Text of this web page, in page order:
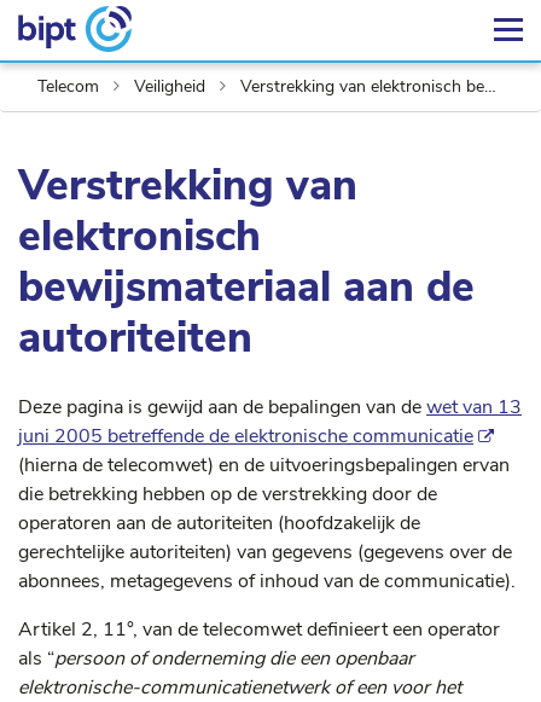
Telecom Veiligheid Verstrekking van elektronisch bewijsmateriaal
Verstrekking van
elektronisch
bewijsmateriaal aan de
autoriteiten
Deze pagina is gewijd aan de bepalingen van dewet van 13
juni 2005 betreffende de elektronische communicatie
(hierna de telecomwet) en de uitvoeringsbepalingen ervan
die betrekking hebben op de verstrekking door de
operatoren aan de autoriteiten (hoofdzakelijk de
gerechtelijke autoriteiten) van gegevens (gegevens over de
abonnees, metagegevens of inhoud van de communicatie).
Artikel 2, 11°, van de telecomwet definieert een operator
als “persoon of onderneming die een openbaar
elektronische-communicatienetwerk of een voor het